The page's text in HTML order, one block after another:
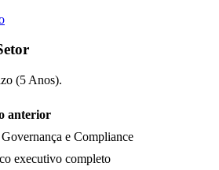
(5 Anos).
anterior
e Compliance
executivo completo